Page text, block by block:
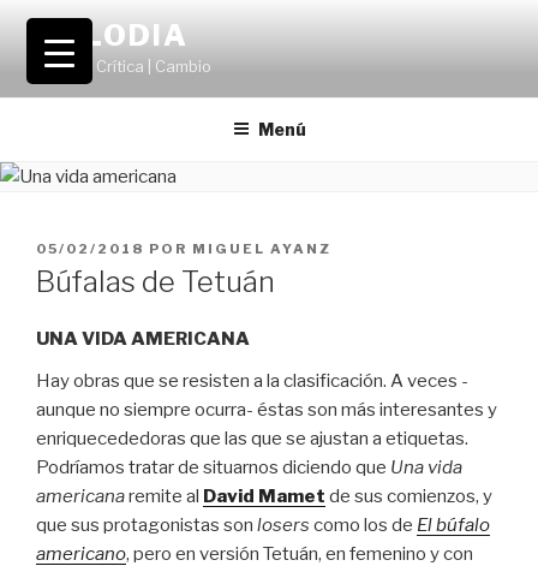
Saltar
contenido
VOLODIA
Teatro | Crítica | Cambio
Menú
PUBLICADO
EL
05/02/2018 POR MIGUEL AYANZ
Búfalas de Tetuán
UNA VIDA AMERICANA
Hay obras que se resisten a la clasificación. A veces -
aunque no siempre ocurra- éstas son más interesantes y
enriquecededoras que las que se ajustan a etiquetas.
Podríamos tratar de situarnos diciendo que Una vida
americanaremite al David Mamet de sus comienzos, y
que sus protagonistas son losers como los de El búfalo
americano, pero en versión Tetuán, en femenino y con